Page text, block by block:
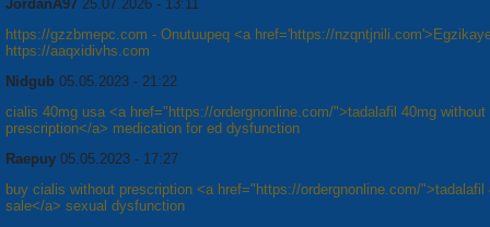
JordanA97 25.07.2026 - 13:11
https://gzzbmepc.com - Onutuupeq <a href='https://
https://aaqxidivhs.com
Nidgub 05.05.2023 - 21:22
cialis 40mg usa <a href="https://ordergnonline.com/">tadalafil 40mg without
prescription</a> medication for ed dysfunction
Raepuy 05.05.2023 - 17:27
buy cialis without prescription <a href="https://ordergnonline.com/">tadalafil
sale</a> sexual dysfunction